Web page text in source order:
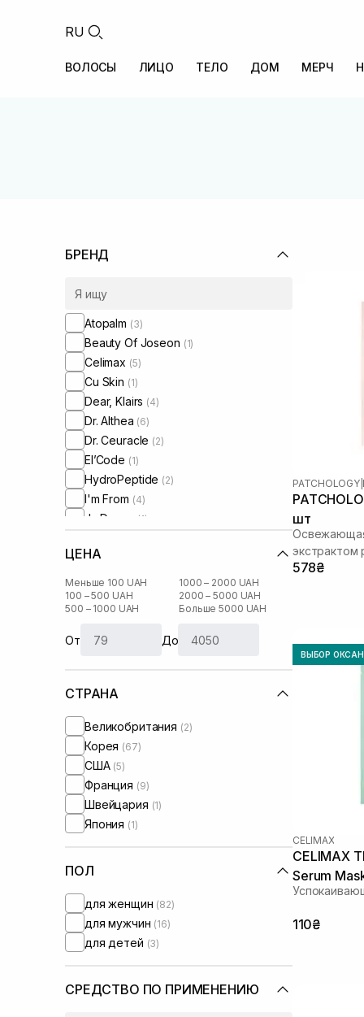
RU
ВОЛОСЫ ЛИЦО ТЕЛО ДОМ МЕРЧ
БРЕНД
Atopalm (3)
Beauty Of Joseon (1)
Celimax (5)
Cu Skin (1)
Dear, Klairs (4)
Dr. Althea (6)
Dr. Ceuracle (2)
El’Code (1)
HydroPeptide (2)
I'm From (4)
Js Derma (1)
Medicube
Medik8(2)
Needly(4)
Numbuzin
Patchology
Real Barrier
Rejuran
Round Lab(5)
Skin1004(5)
UIQ(3)
Usolab(2)
VT Cosmetics
ЦЕНА
Меньше 100 UAH
100 – 500 UAH
500 – 1000 UAH
1000 – 2000 UAH
2000 – 5000 UAH
Больше 5000 UAH
От До
СТРАНА
Великобритания (2)
Корея (67)
США (5)
Франция (9)
Швейцария (1)
Япония (1)
ПОЛ
для женщин (82)
для мужчин (16)
для детей (3)
СРЕДСТВО ПО ПРИМЕНЕНИЮ
PATCHOLOGY|
шт
экстрактом
578₴
ВЫБОР
CELIMAX
CELIMAX
Serum
110₴